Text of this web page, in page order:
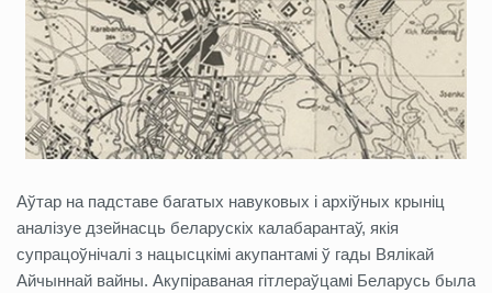
Аўтар на падставе багатых навуковых і архіўных крыніц
аналізуе дзейнасць беларускіх калабарантаў, якія
супрацоўнічалі з нацысцкімі акупантамі ў гады Вялікай
Айчыннай вайны. Акупіраваная гітлераўцамі Беларусь была